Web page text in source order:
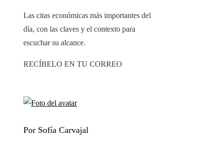
Las citas económicas más importantes del
día, con las claves y el contexto para
escuchar su alcance.
RECÍBELO EN TU CORREO
Por Sofía Carvajal